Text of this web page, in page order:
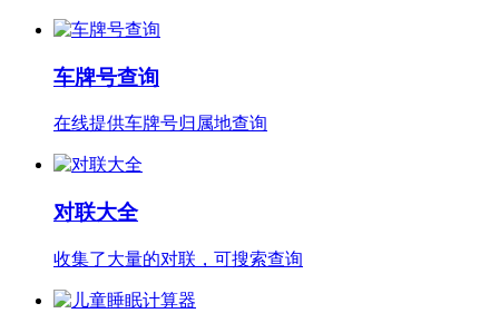
车牌号查询
在线提供车牌号归属地查询
对联大全
收集了大量的对联，可搜索查询